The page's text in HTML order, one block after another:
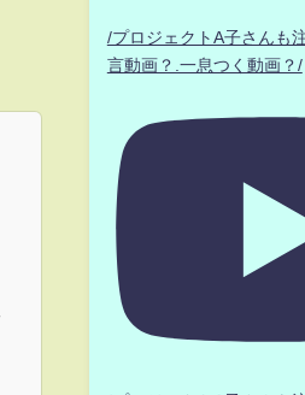
/プロジェクトA子さん
言動画？.一息つく動画？/